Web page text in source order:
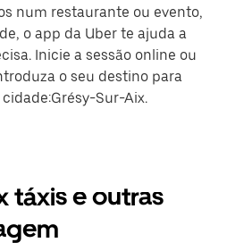
num restaurante ou evento,
o app da Uber te ajuda a
Inicie a sessão online ou
o seu destino para
Sur-Aix.
táxis e outras